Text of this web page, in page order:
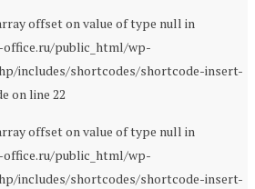
offset on value of type null in
public_html/wp-
includes/shortcodes/shortcode-insert-
on line 22
offset on value of type null in
public_html/wp-
includes/shortcodes/shortcode-insert-